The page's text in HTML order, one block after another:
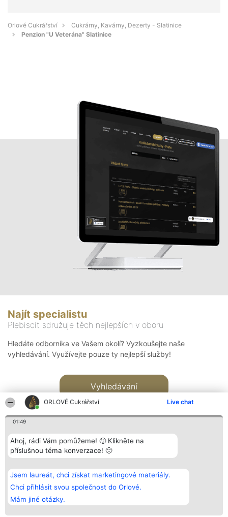
ORLOVÉ Cukrářství Live chat
01:49
Ahoj, rádi Vám pomůžeme! 🙂 Klikněte na
příslušnou téma konverzace! 🙂
Jsem laureát, chci získat marketingové materiály.
Chci přihlásit svou společnost do Orlové.
Mám jiné otázky.
Orlové Cukrářství
Cukrárny, Kavárny, Dezerty - Slatinice
Penzion "U Veterána" Slatinice
Najít specialistu
Plebiscit sdružuje těch nejlepších v oboru
Hledáte odborníka ve Vašem okolí? Vyzkoušejte naše
vyhledávání. Využívejte pouze ty nejlepší služby!
Vyhledávání
Bright Side Solutions sp. z o.
o. sp. k.
ul. Ruska 22
Wrocław 50-079
KRS 0000749100 | Regon
381313360 | NIP 8943132676
Vítězové
Seznam všech
laureátů
Zásady
Zásady
Kontakt